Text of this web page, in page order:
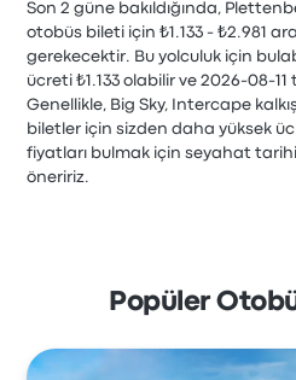
Son 2 güne bakıldığında,
otobüs bileti için ₺1.133 - ₺2.981
gerekecektir. Bu yolculuk için
ücreti ₺1.133 olabilir ve 2026-08-
Genellikle, Big Sky, Intercape
biletler için sizden daha yüksek
fiyatları bulmak için seyahat
öneririz.
Popüler